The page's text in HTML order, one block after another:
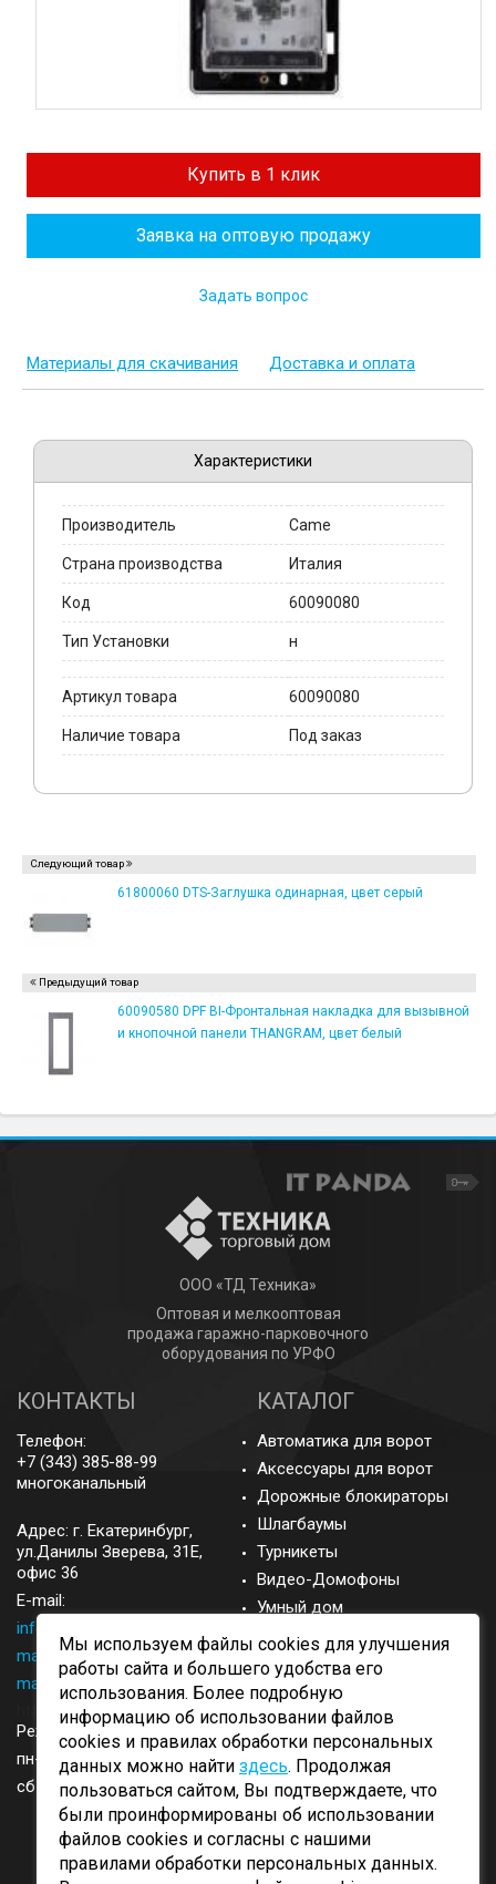
Купить в 1 клик
Заявка на оптовую продажу
Задать вопрос
Материалы для скачивания Доставка и оплата
Характеристики
Производитель Came
Страна производства Италия
Код 60090080
Тип Установки н
Артикул товара 60090080
Наличие товара Под заказ
Следующий товар
61800060 DTS-Заглушка одинарная, цвет серый
Предыдущий товар
60090580 DPF BI-Фронтальная накладка для вызывной
и кнопочной панели THANGRAM, цвет белый
ООО «ТД Техника»
Оптовая и мелкооптовая
продажа гаражно-парковочного
оборудования по УРФО
КОНТАКТЫ
Телефон:
+7 (343) 385-88-99
многоканальный
Адрес: г. Екатеринбург,
ул.Данилы Зверева, 31Е,
офис 36
E-mail:
info@came-ekb.ru
manager@came-ekb.ru,
manager2@came-ekb.ru,
https://tt.me/came-ekb
Режим работы:
пн-пт: с 8:00-17:00
сб-вск: выходные
КАТАЛОГ
Автоматика для ворот
Аксессуары для ворот
Дорожные блокираторы
Шлагбаумы
Турникеты
Видео-Домофоны
Умный дом
Запасные части
Аксессуары
Мы используем файлы cookies для улучшения
работы сайта и большего удобства его
использования. Более подробную
информацию об использовании файлов
cookies и правилах обработки персональных
данных можно найти здесь. Продолжая
пользоваться сайтом, Вы подтверждаете, что
были проинформированы об использовании
файлов cookies и согласны с нашими
правилами обработки персональных данных.